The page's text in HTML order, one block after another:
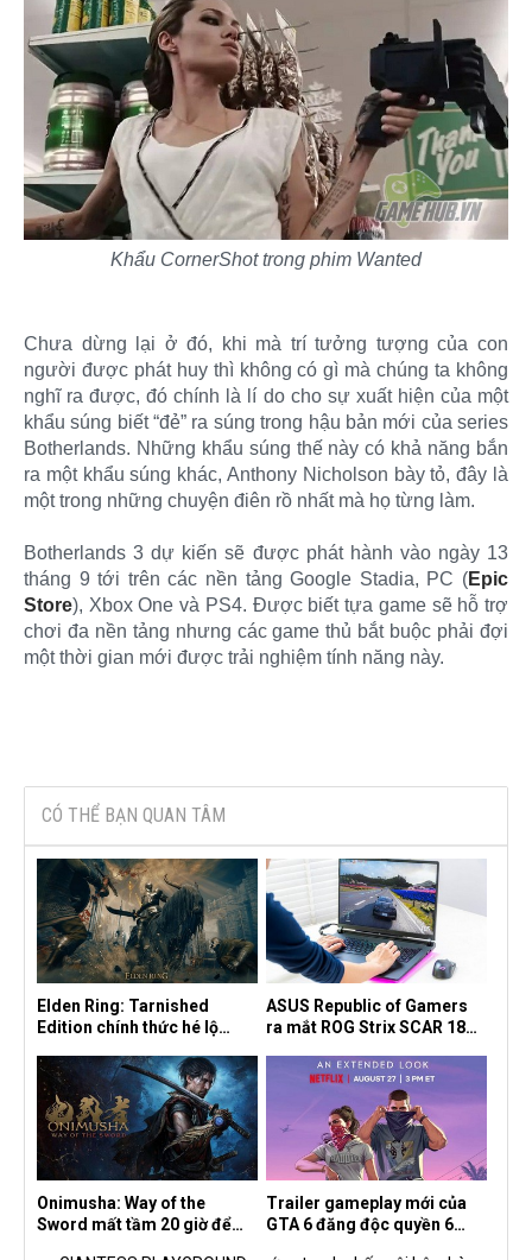
Khẩu CornerShot trong phim Wanted
Chưa dừng lại ở đó, khi mà trí tưởng tượng của con
người được phát huy thì không có gì mà chúng ta không
nghĩ ra được, đó chính là lí do cho sự xuất hiện của một
khẩu súng biết “đẻ” ra súng trong hậu bản mới của series
Botherlands. Những khẩu súng thế này có khả năng bắn
ra một khẩu súng khác, Anthony Nicholson bày tỏ, đây là
một trong những chuyện điên rồ nhất mà họ từng làm.
Botherlands 3 dự kiến sẽ được phát hành vào ngày 13
tháng 9 tới trên các nền tảng Google Stadia, PC (Epic
Store), Xbox One và PS4. Được biết tựa game sẽ hỗ trợ
chơi đa nền tảng nhưng các game thủ bắt buộc phải đợi
một thời gian mới được trải nghiệm tính năng này.​
CÓ THỂ BẠN QUAN TÂM
Elden Ring: Tarnished
Edition chính thức hé lộ
ASUS Republic of Gamers
ra mắt ROG Strix SCAR 18
Onimusha: Way of the
Sword mất tầm 20 giờ để
Trailer gameplay mới của
GTA 6 đăng độc quyền 6